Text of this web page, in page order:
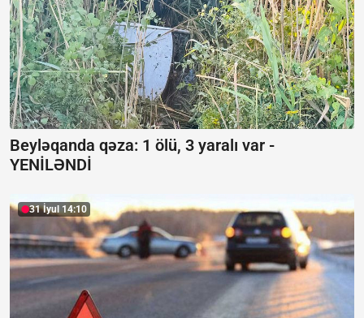
Beyləqanda qəza: 1 ölü, 3 yaralı var -
YENİLƏNDİ
31 İyul 14:10